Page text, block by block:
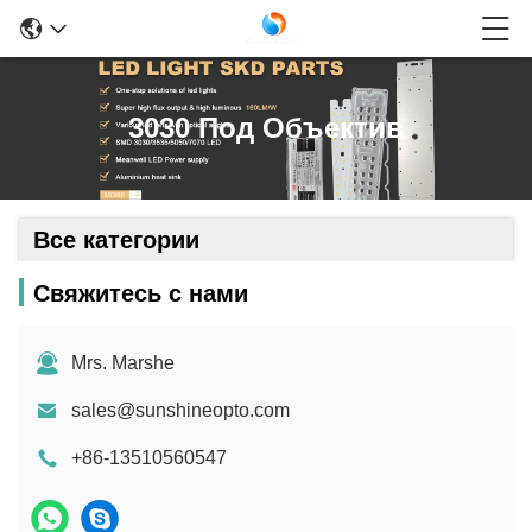
3030 Под Объектив
Все категории
Свяжитесь с нами
Mrs. Marshe
sales@sunshineopto.com
+86-13510560547